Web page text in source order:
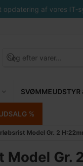
opdatering af vores IT-
SVØMMEUDSTYR
%
Model Gr. 2
Model Gr.